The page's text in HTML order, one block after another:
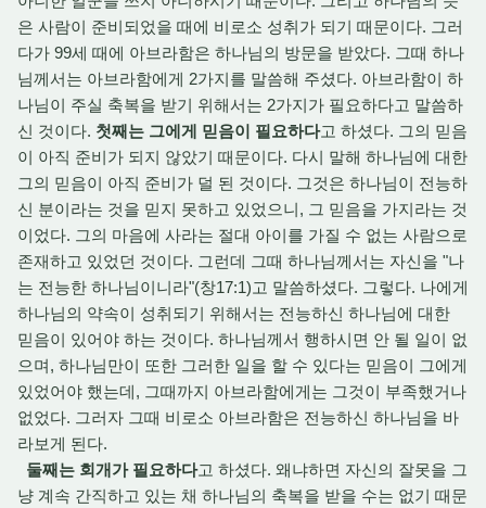
은 사람이 준비되었을 때에 비로소 성취가 되기 때문이다. 그러
다가 99세 때에 아브라함은 하나님의 방문을 받았다. 그때 하나
님께서는 아브라함에게 2가지를 말씀해 주셨다. 아브라함이 하
나님이 주실 축복을 받기 위해서는 2가지가 필요하다고 말씀하
신 것이다. 첫째는 그에게 믿음이 필요하다고 하셨다. 그의 믿음
이 아직 준비가 되지 않았기 때문이다. 다시 말해 하나님에 대한
그의 믿음이 아직 준비가 덜 된 것이다. 그것은 하나님이 전능하
신 분이라는 것을 믿지 못하고 있었으니, 그 믿음을 가지라는 것
이었다. 그의 마음에 사라는 절대 아이를 가질 수 없는 사람으로
존재하고 있었던 것이다. 그런데 그때 하나님께서는 자신을 "나
는 전능한 하나님이니라"(창17:1)고 말씀하셨다. 그렇다. 나에게
하나님의 약속이 성취되기 위해서는 전능하신 하나님에 대한
믿음이 있어야 하는 것이다. 하나님께서 행하시면 안 될 일이 없
으며, 하나님만이 또한 그러한 일을 할 수 있다는 믿음이 그에게
있었어야 했는데, 그때까지 아브라함에게는 그것이 부족했거나
없었다. 그러자 그때 비로소 아브라함은 전능하신 하나님을 바
라보게 된다.
둘째는 회개가 필요하다고 하셨다. 왜냐하면 자신의 잘못을 그
냥 계속 간직하고 있는 채 하나님의 축복을 받을 수는 없기 때문